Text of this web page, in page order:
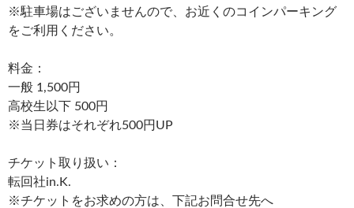
※駐車場はございませんので、お近くのコインパーキング
をご利用ください。
料金：
一般 1,500円
高校生以下 500円
※当日券はそれぞれ500円UP
チケット取り扱い：
転回社in.K.
※チケットをお求めの方は、下記お問合せ先へ